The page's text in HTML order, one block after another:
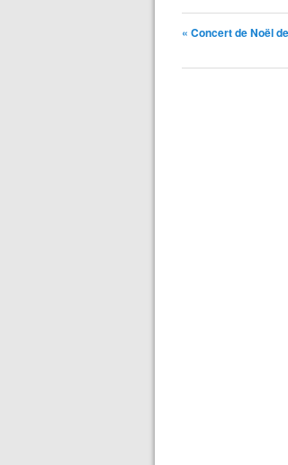
« Concert de Noël